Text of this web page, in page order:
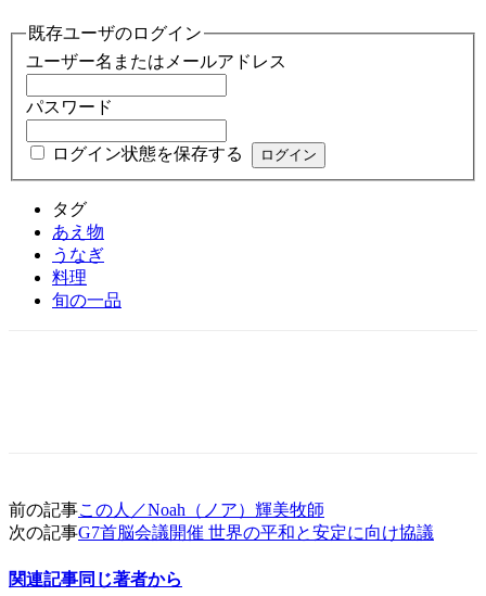
既存ユーザのログイン
ユーザー名またはメールアドレス
パスワード
ログイン状態を保存する
タグ
あえ物
うなぎ
料理
旬の一品
前の記事この人／Noah（ノア）輝美牧師
次の記事G7首脳会議開催 世界の平和と安定に向け協議
関連記事同じ著者から